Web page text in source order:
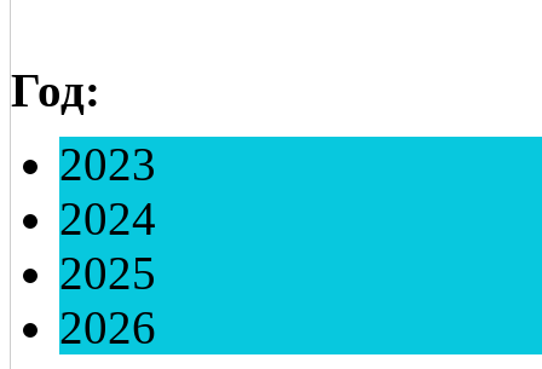
Год:
2023
2024
2025
2026